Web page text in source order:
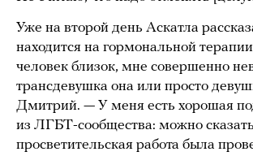
Уже на второй день Аскатла
находится на гормональной
человек близок, мне совершенно
трансдевушка она или просто
Дмитрий. — У меня есть хорошая
из ЛГБТ-сообщества: можно
просветительская работа была